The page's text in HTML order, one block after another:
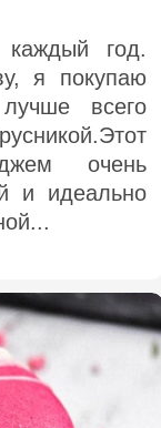
каждый год.
я покупаю
всего
очень
и идеально